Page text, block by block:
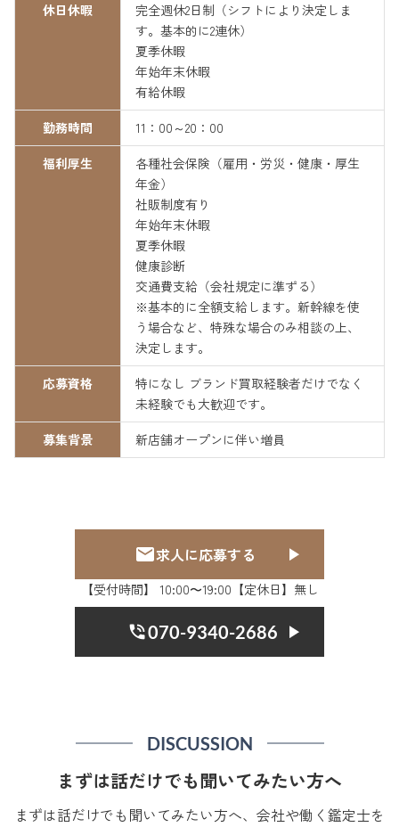
休日休暇
完全週休2日制（シフトにより決定しま
す。基本的に2連休）
夏季休暇
年始年末休暇
有給休暇
勤務時間
11：00～20：00
福利厚生
各種社会保険（雇用・労災・健康・厚生
年金）
社販制度有り
年始年末休暇
夏季休暇
健康診断
交通費支給（会社規定に準ずる）
※基本的に全額支給します。新幹線を使
う場合など、特殊な場合のみ相談の上、
決定します。
応募資格
特になし ブランド買取経験者だけでなく
未経験でも大歓迎です。
募集背景
新店舗オープンに伴い増員
求人に応募する
【受付時間】 10:00〜19:00【定休日】無し
070-9340-2686
DISCUSSION
まずは話だけでも聞いてみたい方へ
まずは話だけでも聞いてみたい方へ、会社や働く鑑定士を